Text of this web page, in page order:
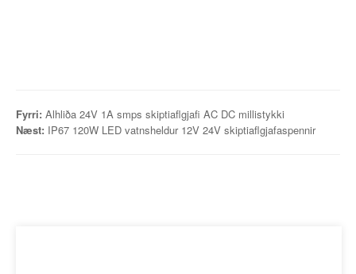
Fyrri: Alhliða 24V 1A smps skiptiaflgjafi AC DC millistykki
Næst: IP67 120W LED vatnsheldur 12V 24V skiptiaflgjafaspennir